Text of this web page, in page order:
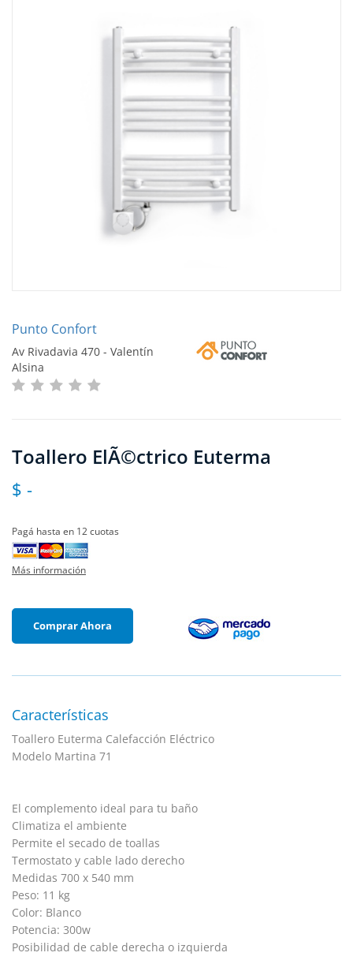
Punto Confort
Av Rivadavia 470 - Valentín
Alsina
Toallero ElÃ©ctrico Euterma
$ -
Pagá hasta en 12 cuotas
Más información
Comprar Ahora
Características
Toallero Euterma Calefacción Eléctrico
Modelo Martina 71
El complemento ideal para tu baño
Climatiza el ambiente
Permite el secado de toallas
Termostato y cable lado derecho
Medidas 700 x 540 mm
Peso: 11 kg
Color: Blanco
Potencia: 300w
Posibilidad de cable derecha o izquierda